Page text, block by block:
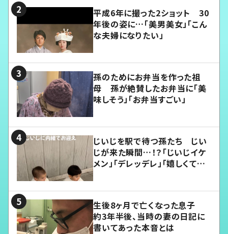
平成6年に撮った2ショット 30
年後の姿に…「美男美女」「こん
な夫婦になりたい」
孫のためにお弁当を作った祖
母 孫が絶賛したお弁当に「美
味しそう」「お弁当すごい」
じいじを駅で待つ孫たち じい
じが来た瞬間…！？「じいじイケ
メン」「デレッデレ」「嬉しくて可
生後8ヶ月で亡くなった息子
約3年半後、当時の妻の日記に
書いてあった本音とは